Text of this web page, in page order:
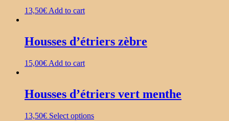
13,50€ Add to cart
Housses d’étriers zèbre
15,00€ Add to cart
Housses d’étriers vert menthe
13,50€ Select options